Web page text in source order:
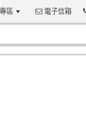
區 電子信箱